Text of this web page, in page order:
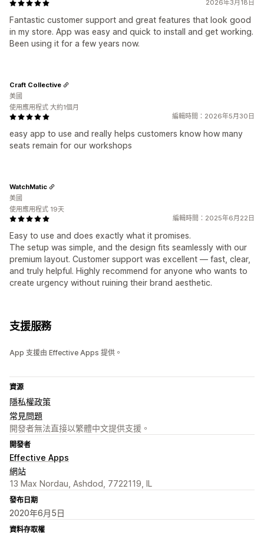
2026年3月18日
Fantastic customer support and great features that look good
in my store. App was easy and quick to install and get working.
Been using it for a few years now.
編輯時間：2026年5月30日
easy app to use and really helps customers know how many
seats remain for our workshops
Craft Collective
美國
使用應用程式 大約1個月
編輯時間：2025年6月22日
Easy to use and does exactly what it promises.
The setup was simple, and the design fits seamlessly with our
premium layout. Customer support was excellent — fast, clear,
and truly helpful. Highly recommend for anyone who wants to
create urgency without ruining their brand aesthetic.
WatchMatic
美國
使用應用程式 19天
支援服務
App 支援由 Effective Apps 提供。
資源
隱私權政策
常見問題
開發者無法直接以繁體中文提供支援。
開發者
Effective Apps
網站
13 Max Nordau, Ashdod, 7722119, IL
發布日期
2020年6月5日
資料存取權